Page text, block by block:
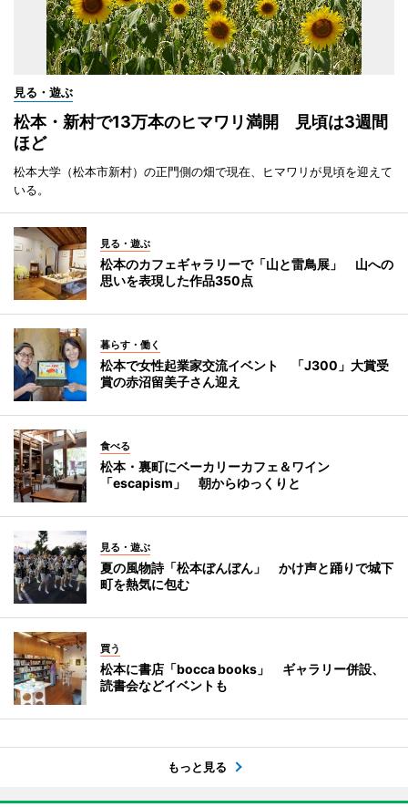
見る・遊ぶ
松本・新村で13万本のヒマワリ満開 見頃は3週間
ほど
松本大学（松本市新村）の正門側の畑で現在、ヒマワリが見頃を迎えて
いる。
見る・遊ぶ
松本のカフェギャラリーで「山と雷鳥展」 山への
思いを表現した作品350点
暮らす・働く
松本で女性起業家交流イベント 「J300」大賞受
賞の赤沼留美子さん迎え
食べる
松本・裏町にベーカリーカフェ＆ワイン
「escapism」 朝からゆっくりと
見る・遊ぶ
夏の風物詩「松本ぼんぼん」 かけ声と踊りで城下
町を熱気に包む
買う
松本に書店「bocca books」 ギャラリー併設、
読書会などイベントも
もっと見る